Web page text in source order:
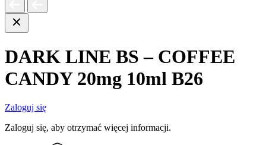
DARK LINE BS – COFFEE
CANDY 20mg 10ml B26
Zaloguj się
Zaloguj się, aby otrzymać więcej informacji.